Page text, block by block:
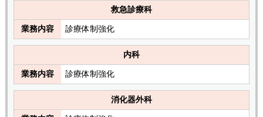
救急診療科
業務内容 診療体制強化
内科
業務内容 診療体制強化
消化器外科